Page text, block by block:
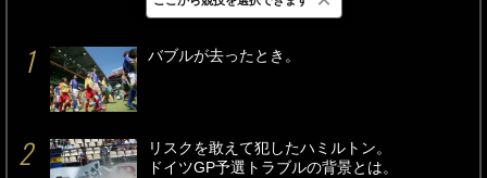
最新 24時間 週間
バブルが去ったとき。
リスクを敢えて犯したハミルトン。
ドイツGP予選トラブルの背景とは。